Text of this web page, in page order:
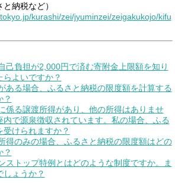
納税など）
kurashi/zei/jyuminzei/zeigakukojo/kifu
負担が2,000円で済む寄附金上限額を知り
よいですか？
る場合、ふるさと納税の限度額を計算する
？
る譲渡所得があり、他の所得はありませ
内で源泉徴収されています。私の場合、ふる
けられますか？
のみの場合、ふるさと納税の限度額はどの
？
トップ特例とはどのような制度ですか。ま
しょうか？